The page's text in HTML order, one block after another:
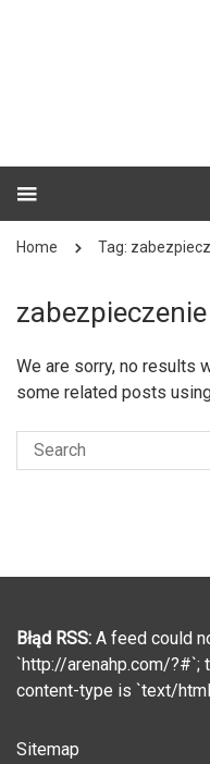
Home Tag:
We are sorry, no results
some related posts
Błąd RSS: A feed could
`http://arenahp.com/?#`;
content-type is `text/
Sitemap